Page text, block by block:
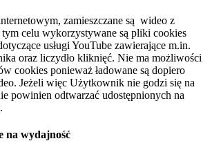
zamieszczane są wideo z
celu wykorzystywane są pliki cookies
usługi YouTube zawierające m.in.
oraz liczydło kliknięć. Nie ma możliwości
cookies ponieważ ładowane są dopiero
Jeżeli więc Użytkownik nie godzi się na
powinien odtwarzać udostępnionych na
na wydajność